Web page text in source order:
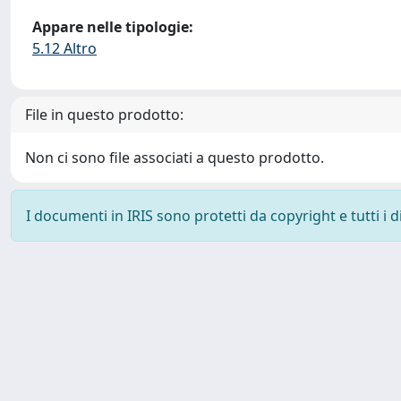
Appare nelle tipologie:
5.12 Altro
File in questo prodotto:
Non ci sono file associati a questo prodotto.
I documenti in IRIS sono protetti da copyright e tutti i